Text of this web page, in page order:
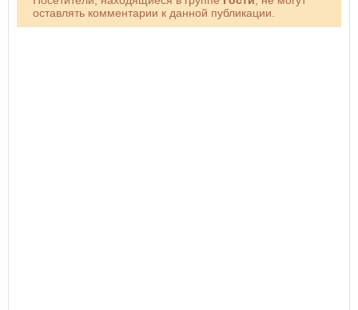
оставлять комментарии к данной публикации.